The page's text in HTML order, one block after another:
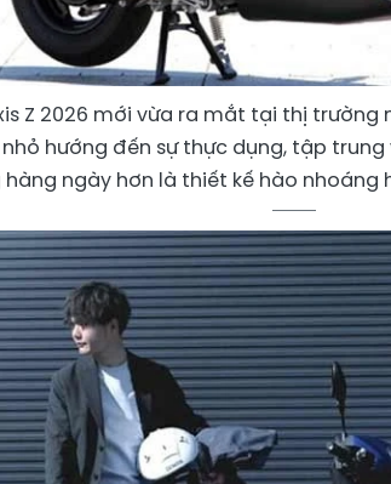
Z 2026 mới vừa ra mắt tại thị trường
hướng đến sự thực dụng, tập
hàng ngày hơn là thiết kế hào